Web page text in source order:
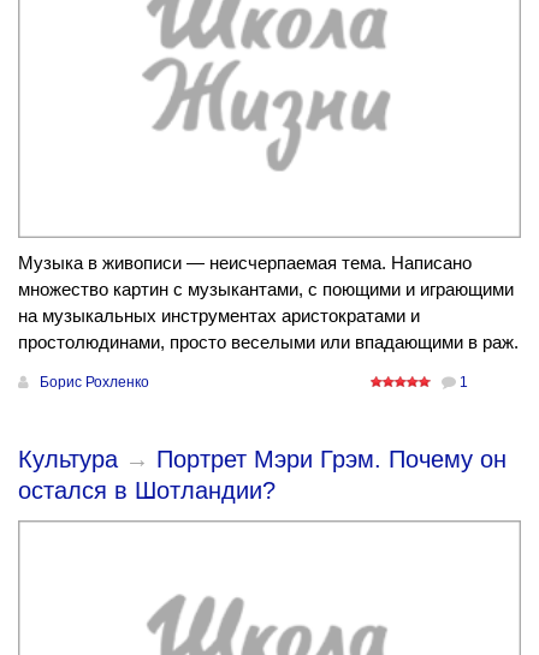
Музыка в живописи — неисчерпаемая тема. Написано
множество картин с музыкантами, с поющими и играющими
на музыкальных инструментах аристократами и
простолюдинами, просто веселыми или впадающими в раж.
Борис Рохленко 1
Культура→ Портрет Мэри Грэм. Почему он
остался в Шотландии?